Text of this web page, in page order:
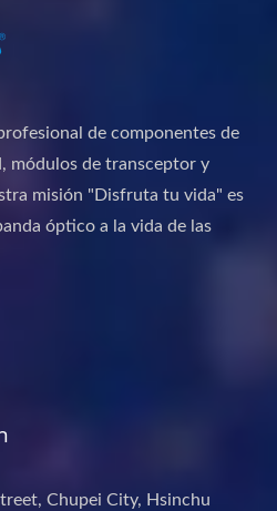
de componentes de
módulos de transceptor y
misión "Disfruta tu vida" es
óptico a la vida de las
Chupei City, Hsinchu